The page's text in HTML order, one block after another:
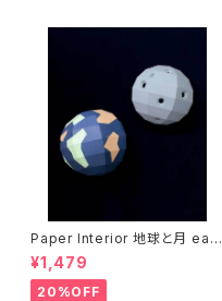
Paper Interior 地球と月 eart
h and moon
¥1,479
20%OFF